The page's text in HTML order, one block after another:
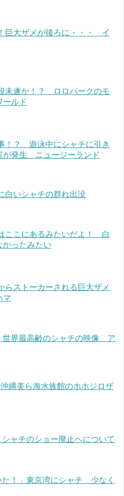
巨大ザメが後ろに・・・ イ
未遂か！？ ロロパークのモ
ルド
！？ 遊泳中にシャチに引き
が発生 ニュージーランド
白いシャチの群れ出没
ここにあるみたいだよ！ 白
かったみたい
らストーカーされる巨大ザメ
マ
世界最高齢のシャチの映像 ア
縄美ら海水族館のホホジロザ
ャチのショー廃止へについて
た！」東京湾にシャチ 少なく